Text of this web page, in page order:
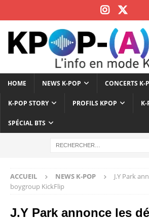
HOME NEWS K-POP CONCERTS K-
K-POP STORY PROFILS KPOP K-
SPÉCIAL BTS
ACCUEIL NEWS K-POP
J.Y Park
boygroup KickFlip
J.Y Park annonce les